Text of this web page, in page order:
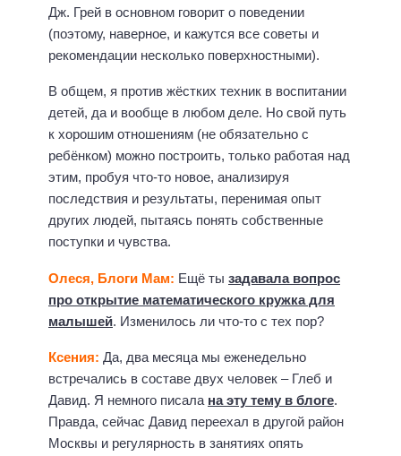
Дж. Грей в основном говорит о поведении
(поэтому, наверное, и кажутся все советы и
рекомендации несколько поверхностными).
В общем, я против жёстких техник в воспитании
детей, да и вообще в любом деле. Но свой путь
к хорошим отношениям (не обязательно с
ребёнком) можно построить, только работая над
этим, пробуя что-то новое, анализируя
последствия и результаты, перенимая опыт
других людей, пытаясь понять собственные
поступки и чувства.
Олеся, Блоги Мам: Ещё ты задавала вопрос
про открытие математического кружка для
малышей. Изменилось ли что-то с тех пор?
Ксения: Да, два месяца мы еженедельно
встречались в составе двух человек – Глеб и
Давид. Я немного писала на эту тему в блоге.
Правда, сейчас Давид переехал в другой район
Москвы и регулярность в занятиях опять